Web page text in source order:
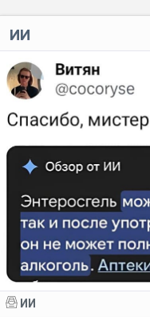
ИИ
ИИ